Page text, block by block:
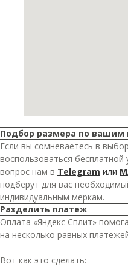
Подбор размера по вашим
Если вы сомневаетесь в
воспользоваться бесплатной
вопрос нам в Telegram или
подберут для вас
индивидуальным меркам.
Разделить платеж
Оплата «Яндекс Сплит»
на несколько равных
Вот как это сделать: